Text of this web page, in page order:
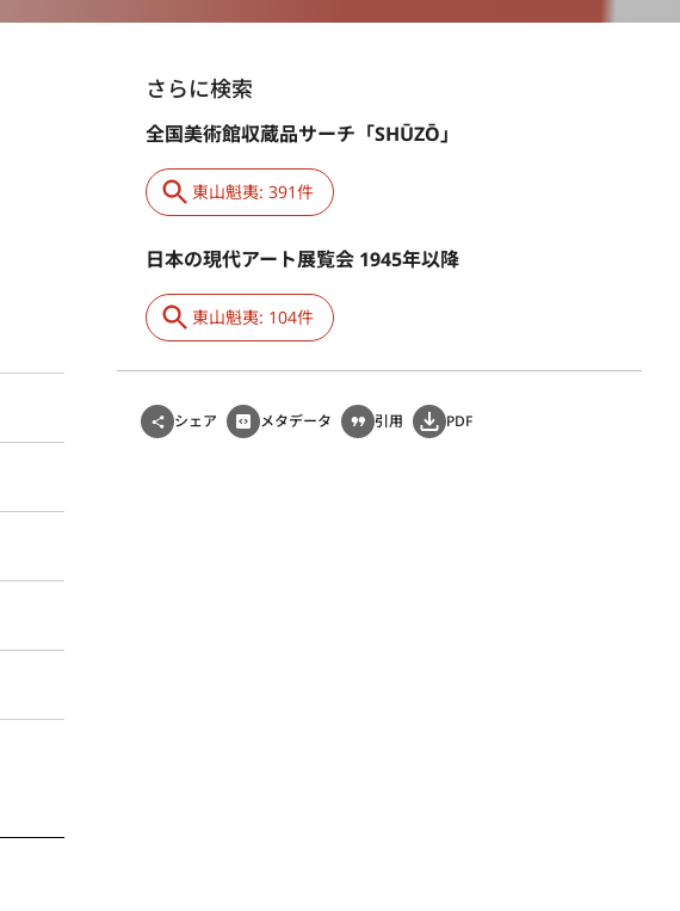
さらに検索
全国美術館収蔵品サーチ「SHŪZŌ」
東山魁夷: 391件
日本の現代アート展覧会 1945年以降
東山魁夷: 104件
シェア メタデータ 引用 PDF